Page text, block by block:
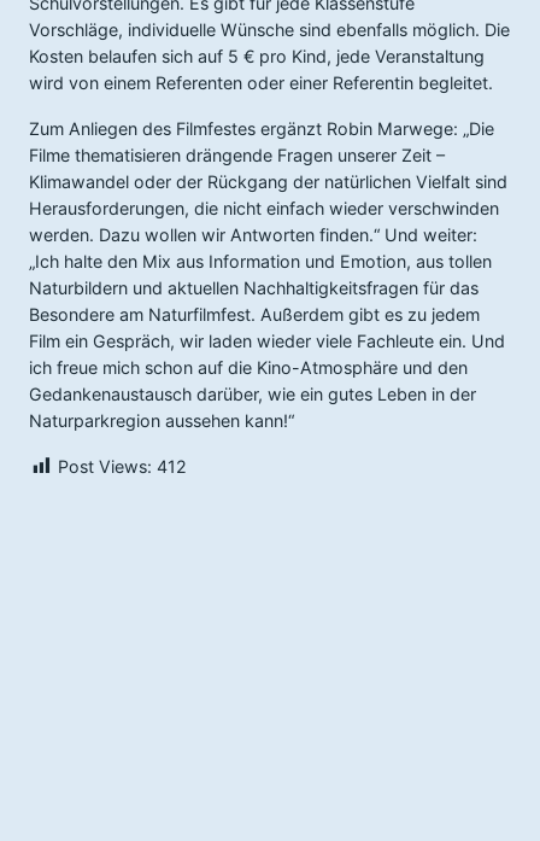
Vorschläge, individuelle Wünsche sind ebenfalls möglich. Die
Kosten belaufen sich auf 5 € pro Kind, jede Veranstaltung
wird von einem Referenten oder einer Referentin begleitet.
Zum Anliegen des Filmfestes ergänzt Robin Marwege: „Die
Filme thematisieren drängende Fragen unserer Zeit –
Klimawandel oder der Rückgang der natürlichen Vielfalt sind
Herausforderungen, die nicht einfach wieder verschwinden
werden. Dazu wollen wir Antworten finden.“ Und weiter:
„Ich halte den Mix aus Information und Emotion, aus tollen
Naturbildern und aktuellen Nachhaltigkeitsfragen für das
Besondere am Naturfilmfest. Außerdem gibt es zu jedem
Film ein Gespräch, wir laden wieder viele Fachleute ein. Und
ich freue mich schon auf die Kino-Atmosphäre und den
Gedankenaustausch darüber, wie ein gutes Leben in der
Naturparkregion aussehen kann!“
Post Views: 412